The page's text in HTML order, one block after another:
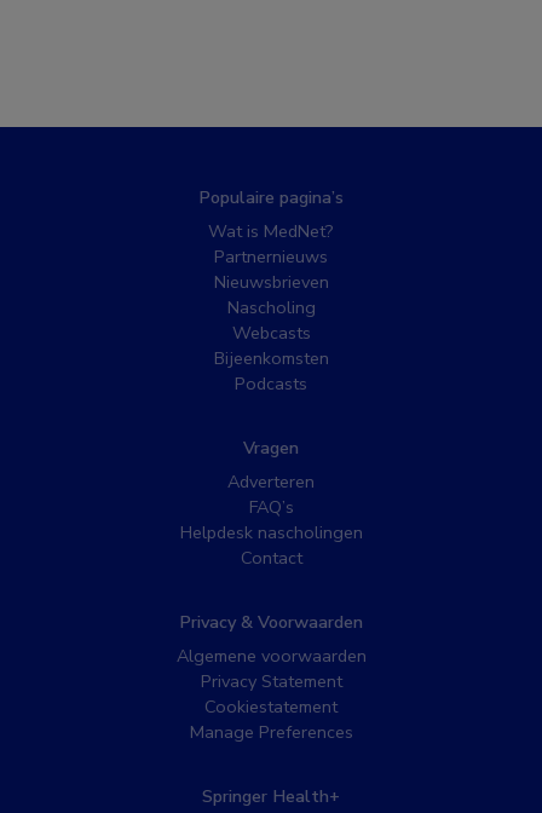
Populaire pagina’s
Wat is MedNet?
Partnernieuws
Nieuwsbrieven
Nascholing
Webcasts
Bijeenkomsten
Podcasts
Vragen
Adverteren
FAQ’s
Helpdesk nascholingen
Contact
Privacy & Voorwaarden
Algemene voorwaarden
Privacy Statement
Cookiestatement
Manage Preferences
Springer Health+